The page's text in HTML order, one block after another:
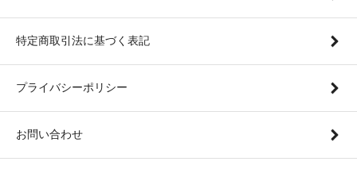
特定商取引法に基づく表記
プライバシーポリシー
お問い合わせ